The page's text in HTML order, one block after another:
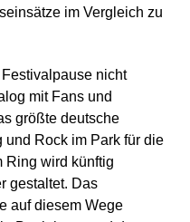
im Vergleich zu
nicht
mit Fans und
größte deutsche
Rock im Park für die
Ring wird künftig
gestaltet. Das
auf diesem Wege